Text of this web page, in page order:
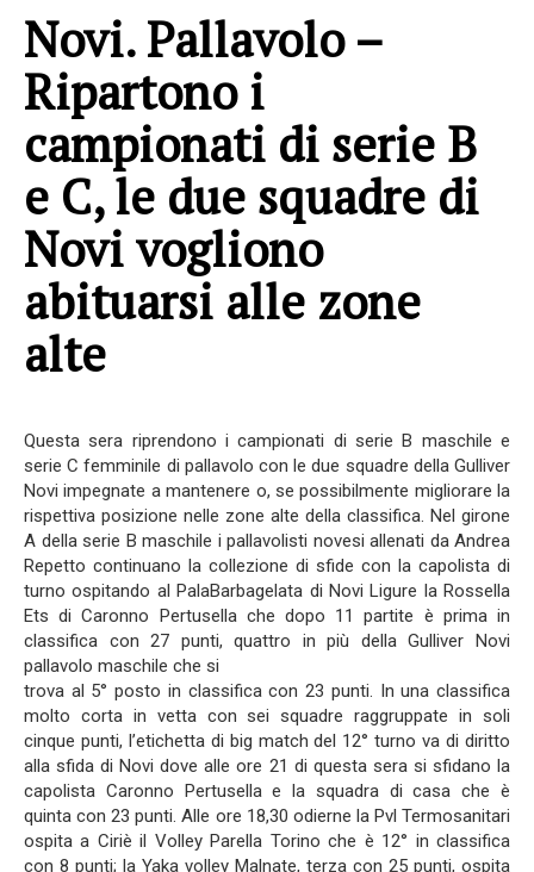
Novi. Pallavolo –
Ripartono i
campionati di serie B
e C, le due squadre di
Novi vogliono
abituarsi alle zone
alte
Questa sera riprendono i campionati di serie B maschile e
serie C femminile di pallavolo con le due squadre della Gulliver
Novi impegnate a mantenere o, se possibilmente migliorare la
rispettiva posizione nelle zone alte della classifica. Nel girone
A della serie B maschile i pallavolisti novesi allenati da Andrea
Repetto continuano la collezione di sfide con la capolista di
turno ospitando al PalaBarbagelata di Novi Ligure la Rossella
Ets di Caronno Pertusella che dopo 11 partite è prima in
classifica con 27 punti, quattro in più della Gulliver Novi
pallavolo maschile che si
trova al 5° posto in classifica con 23 punti. In una classifica
molto corta in vetta con sei squadre raggruppate in soli
cinque punti, l’etichetta di big match del 12° turno va di diritto
alla sfida di Novi dove alle ore 21 di questa sera si sfidano la
capolista Caronno Pertusella e la squadra di casa che è
quinta con 23 punti. Alle ore 18,30 odierne la Pvl Termosanitari
ospita a Ciriè il Volley Parella Torino che è 12° in classifica
con 8 punti; la Yaka volley Malnate, terza con 25 punti, ospita